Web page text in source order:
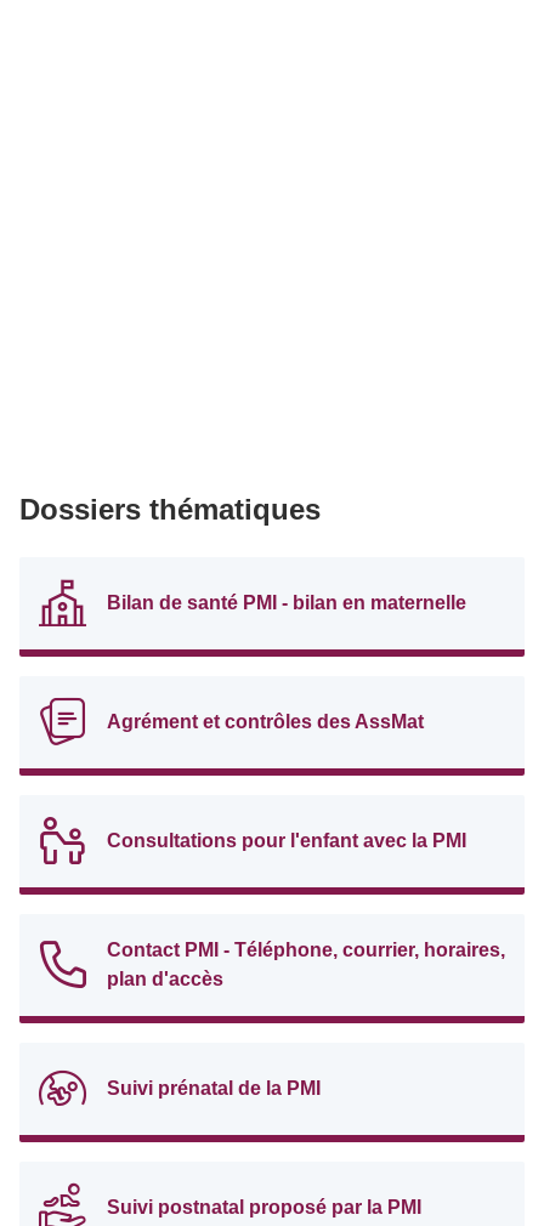
Dossiers thématiques
Bilan de santé PMI - bilan en maternelle
Agrément et contrôles des AssMat
Consultations pour l'enfant avec la PMI
Contact PMI - Téléphone, courrier, horaires,
plan d'accès
Suivi prénatal de la PMI
Suivi postnatal proposé par la PMI